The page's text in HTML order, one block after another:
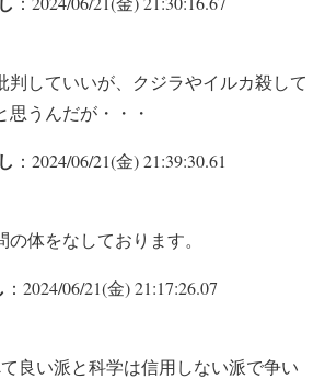
判していいが、クジラやイルカ殺して
うんだが・・・
：2024/06/21(金) 21:39:30.61
体をなしております。
：2024/06/21(金) 21:17:26.07
良い派と科学は信用しない派で争い